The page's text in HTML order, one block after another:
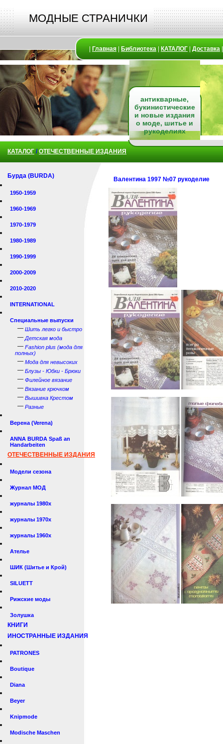
МОДНЫЕ СТРАНИЧКИ
Главная Библиотека КАТАЛОГ Доставка
антикварные,
букинистические
и новые издания
о моде, шитье и
рукоделиях
КАТАЛОГ /ОТЕЧЕСТВЕННЫЕ ИЗДАНИЯ
Бурда (BURDA)
1950-1959
1960-1969
1970-1979
1980-1989
1990-1999
2000-2009
2010-2020
INTERNATIONAL
Специальные выпуски
— Шить легко и быстро
— Детская мода
— Fashion plus (мода для
полных)
— Мода для невысоких
— Блузы - Юбки - Брюки
— Филейное вязание
— Вязание крючком
— Вышивка Крестом
— Разные
Верена (Verena)
ANNA BURDA Spaß an
Handarbeiten
ОТЕЧЕСТВЕННЫЕ ИЗДАНИЯ
Модели сезона
Журнал МОД
журналы 1980х
журналы 1970х
журналы 1960х
Ателье
ШИК (Шитье и Крой)
SILUETT
Рижские моды
Золушка
КНИГИ
ИНОСТРАННЫЕ ИЗДАНИЯ
PATRONES
Boutique
Diana
Beyer
Knipmode
Modische Maschen
Валентина 1997 №07 рукоделие